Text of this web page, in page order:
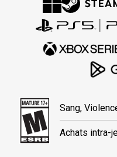
Sang,
Achats intra-